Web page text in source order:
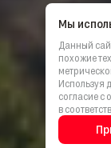
Мы
Данный
похожие
Используя
согласие с
в